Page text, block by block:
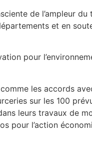
de l’ampleur
et en
pour
les accords
sur les 100
leurs travaux de
pour l’action